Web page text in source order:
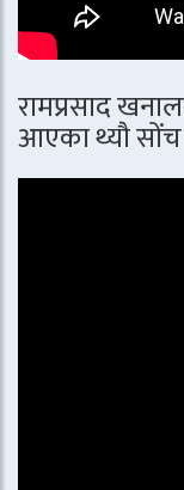
रामप्रसाद
आएका थ्यौ